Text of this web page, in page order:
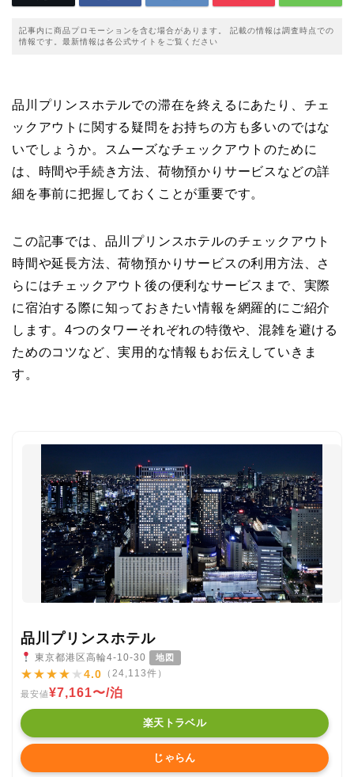
記事内に商品プロモーションを含む場合があります。 記載の情報は調査時点での
情報です。最新情報は各公式サイトをご覧ください
品川プリンスホテルでの滞在を終えるにあたり、チェ
ックアウトに関する疑問をお持ちの方も多いのではな
いでしょうか。スムーズなチェックアウトのために
は、時間や手続き方法、荷物預かりサービスなどの詳
細を事前に把握しておくことが重要です。
この記事では、品川プリンスホテルのチェックアウト
時間や延長方法、荷物預かりサービスの利用方法、さ
らにはチェックアウト後の便利なサービスまで、実際
に宿泊する際に知っておきたい情報を網羅的にご紹介
します。4つのタワーそれぞれの特徴や、混雑を避ける
ためのコツなど、実用的な情報もお伝えしていきま
す。
品川プリンスホテル
東京都港区高輪4-10-30 地図
★★★★ ★4.0 （24,113件）
最安値¥7,161〜/泊
楽天トラベル
じゃらん